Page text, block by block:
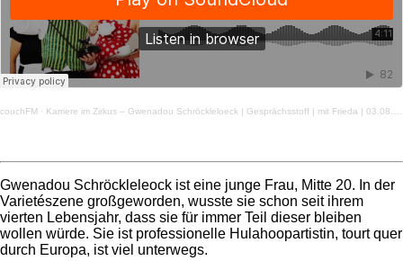
couchFM · Karriere im Zirkus – Gwenadou Schröckleloeck | Gesprächsstoff | mit Frieda | 03.08.2021
Gwenadou Schröckleleock ist eine junge Frau, Mitte 20. In der
Varietészene großgeworden, wusste sie schon seit ihrem
vierten Lebensjahr, dass sie für immer Teil dieser bleiben
wollen würde. Sie ist professionelle Hulahoopartistin, tourt quer
durch Europa, ist viel unterwegs.